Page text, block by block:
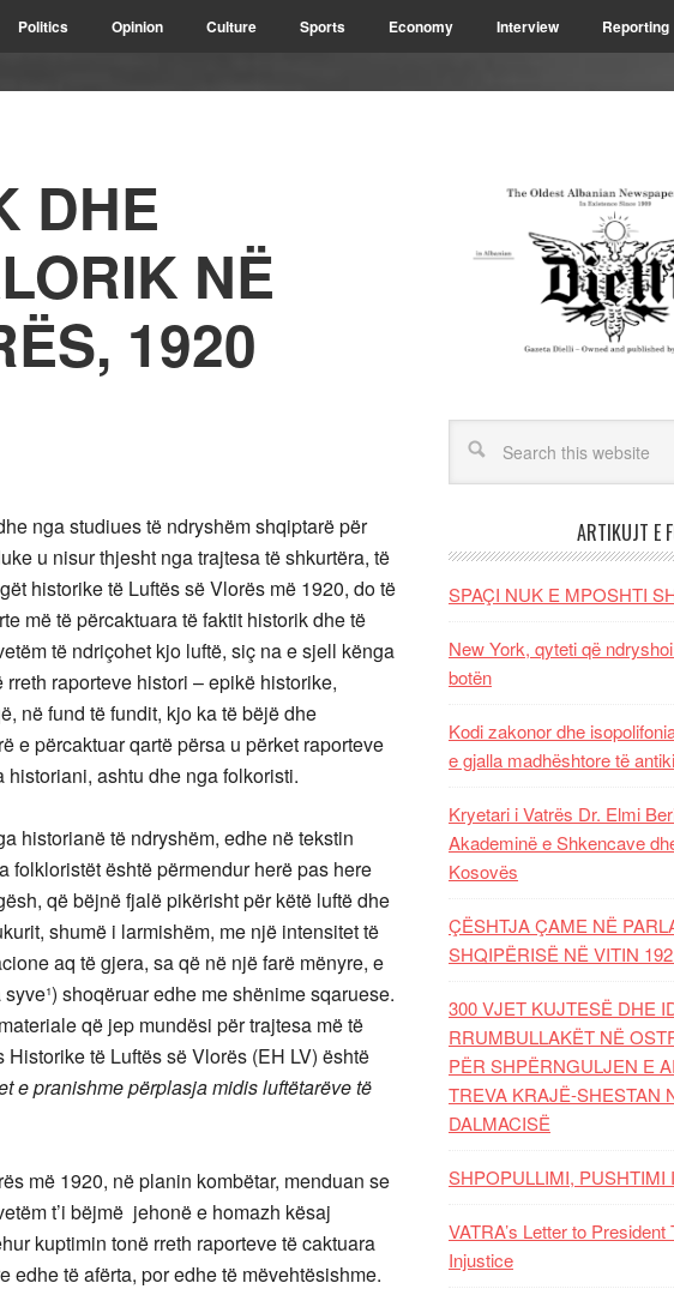
Politics Opinion Culture Sports Economy Interview Reporting
DHE
NË
1920
nga studiues të ndryshëm shqiptarë për
u nisur thjesht nga trajtesa të shkurtëra, të
historike të Luftës së Vlorës më 1920, do të
më të përcaktuara të faktit historik dhe të
të ndriçohet kjo luftë, siç na e sjell kënga
raporteve histori – epikë historike,
në fund të fundit, kjo ka të bëjë dhe
e përcaktuar qartë përsa u përket raporteve
ashtu dhe nga folkoristi.
historianë të ndryshëm, edhe në tekstin
është përmendur herë pas here
që bëjnë fjalë pikërisht për këtë luftë dhe
shumë i larmishëm, me një intensitet të
aq të gjera, sa që në një farë mënyre, e
shoqëruar edhe me shënime sqaruese.
që jep mundësi për trajtesa më të
të Luftës së Vlorës (EH LV) është
e pranishme përplasja midis luftëtarëve të
më 1920, në planin kombëtar, menduan se
t’i bëjmë jehonë e homazh kësaj
kuptimin tonë rreth raporteve të caktuara
të afërta, por edhe të mëvehtësishme.
ARTIKUJT E
SPAÇI NUK E MPOSHTI
New York, qyteti që
botën
Kodi zakonor dhe
e gjalla madhështore të
Kryetari i Vatrës Dr. Elmi
Akademinë e Shkencave
Kosovës
ÇËSHTJA ÇAME NË
SHQIPËRISË NË VITIN
300 VJET KUJTESË DHE
RRUMBULLAKËT NË
PËR SHPËRNGULJEN E
TREVA KRAJË-SHESTAN
DALMACISË
SHPOPULLIMI, PUSHTIMI
VATRA’s Letter to
Injustice